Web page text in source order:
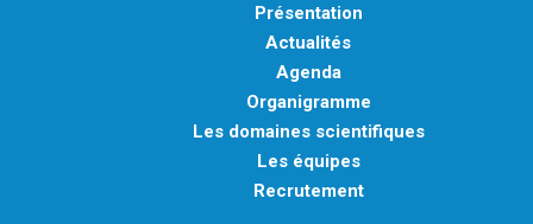
Présentation
Actualités
Agenda
Organigramme
Les domaines scientifiques
Les équipes
Recrutement